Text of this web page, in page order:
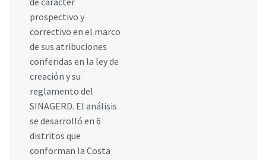
prospectivo y
correctivo en el marco
de sus atribuciones
conferidas en la ley de
creación y su
reglamento del
SINAGERD. El análisis
se desarrolló en 6
distritos que
conforman la Costa